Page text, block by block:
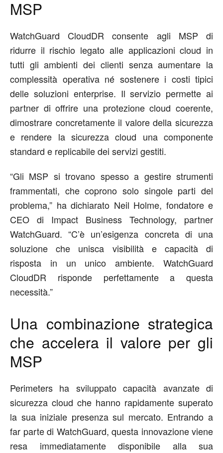
MSP
WatchGuard CloudDR consente agli MSP di
ridurre il rischio legato alle applicazioni cloud in
tutti gli ambienti dei clienti senza aumentare la
complessità operativa né sostenere i costi tipici
delle soluzioni enterprise. Il servizio permette ai
partner di offrire una protezione cloud coerente,
dimostrare concretamente il valore della sicurezza
e rendere la sicurezza cloud una componente
standard e replicabiledei servizi gestiti.
“Gli MSP si trovano spesso a gestire strumenti
frammentati, che coprono solo singole parti del
problema,” ha dichiarato Neil Holme, fondatore e
CEO di Impact Business Technology, partner
WatchGuard.“C’è un’esigenza concreta di una
soluzione che unisca visibilità e capacità di
risposta in un unico ambiente. WatchGuard
CloudDR risponde perfettamente a questa
necessità.”
Una combinazione strategica
che accelera il valore per gli
MSP
Perimeters ha sviluppato capacità avanzate di
sicurezza cloud che hanno rapidamente superato
la sua iniziale presenza sul mercato. Entrando a
far parte di WatchGuard, questa innovazione viene
resa immediatamente disponibile alla sua